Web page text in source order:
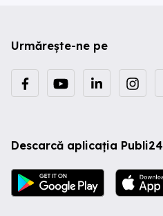
Urmărește-ne pe
Descarcă aplicația Publi24